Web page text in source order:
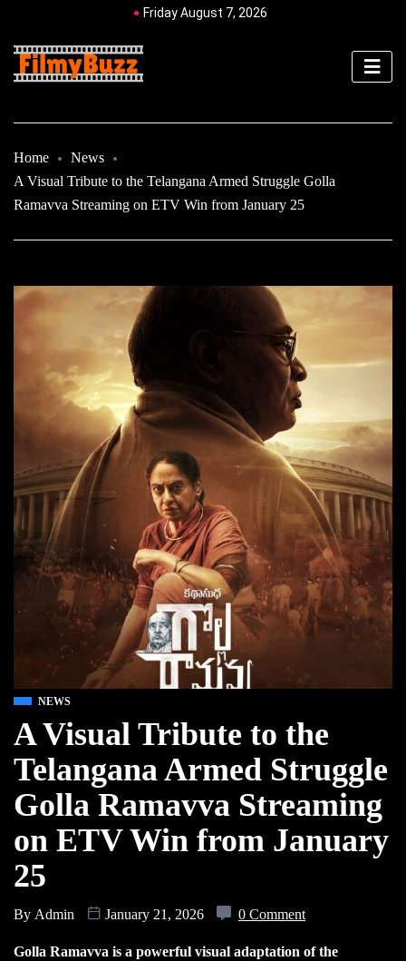
Friday August 7, 2026
Home
News
A Visual Tribute to the Telangana Armed Struggle Golla
Ramavva Streaming on ETV Win from January 25
NEWS
A Visual Tribute to the
Telangana Armed Struggle
Golla Ramavva Streaming
on ETV Win from January
25
By Admin January 21, 2026 0 Comment
Golla Ramavva is a powerful visual adaptation of the